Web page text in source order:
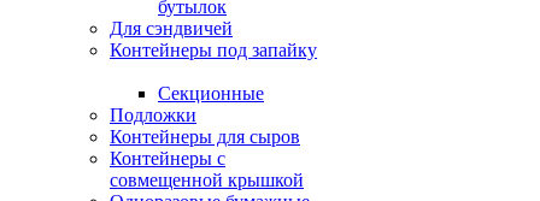
бутылок
Для сэндвичей
Контейнеры под запайку
Секционные
Подложки
Контейнеры для сыров
Контейнеры с
совмещенной крышкой